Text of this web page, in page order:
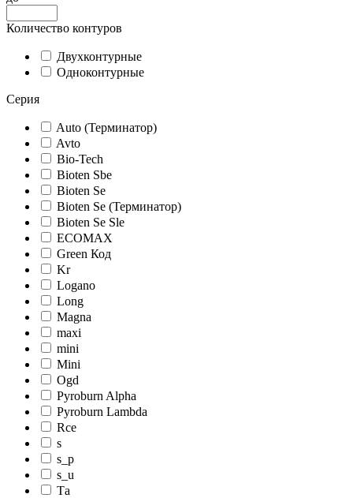
Количество контуров
Двухконтурные
Одноконтурные
Серия
Auto (Терминатор)
Avto
Bio-Tech
Bioten Sbe
Bioten Se
Bioten Se (Терминатор)
Bioten Se Sle
ECOMAX
Green Код
Kr
Logano
Long
Magna
maxi
mini
Mini
Ogd
Pyroburn Alpha
Pyroburn Lambda
Rce
s
s_p
s_u
Tа